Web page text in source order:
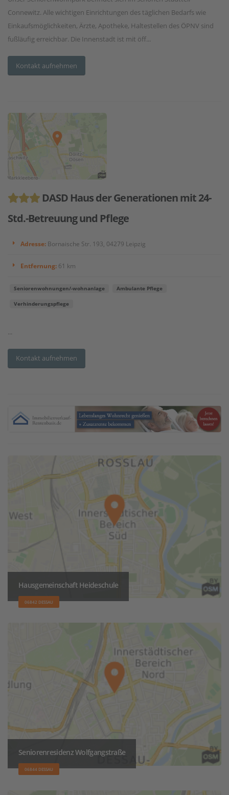
Connewitz. Alle wichtigen Einrichtungen des täglichen Bedarfs wie
Einkaufsmöglichkeiten, Ärzte, Apotheke, Haltestellen des ÖPNV sind
fußläufig erreichbar. Die Innenstadt ist mit öff...
Kontakt aufnehmen
DASD Haus der Generationen mit 24-
Std.-Betreuung und Pflege
Adresse: Bornaische Str. 193, 04279 Leipzig
Entfernung: 61 km
Seniorenwohnungen/-wohnanlage Ambulante Pflege
Verhinderungspflege
...
Kontakt aufnehmen
Hausgemeinschaft Heideschule
06842 DESSAU
Seniorenresidenz Wolfgangstraße
06844 DESSAU